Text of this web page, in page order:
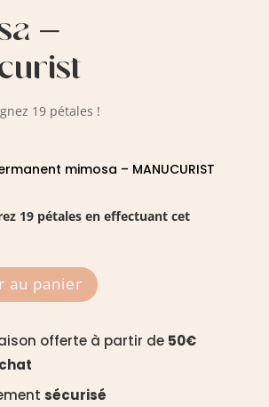
–
19 pétales !
mimosa – MANUCURIST
19 pétales en effectuant cet
au panier
offerte à partir de 50€
sécurisé